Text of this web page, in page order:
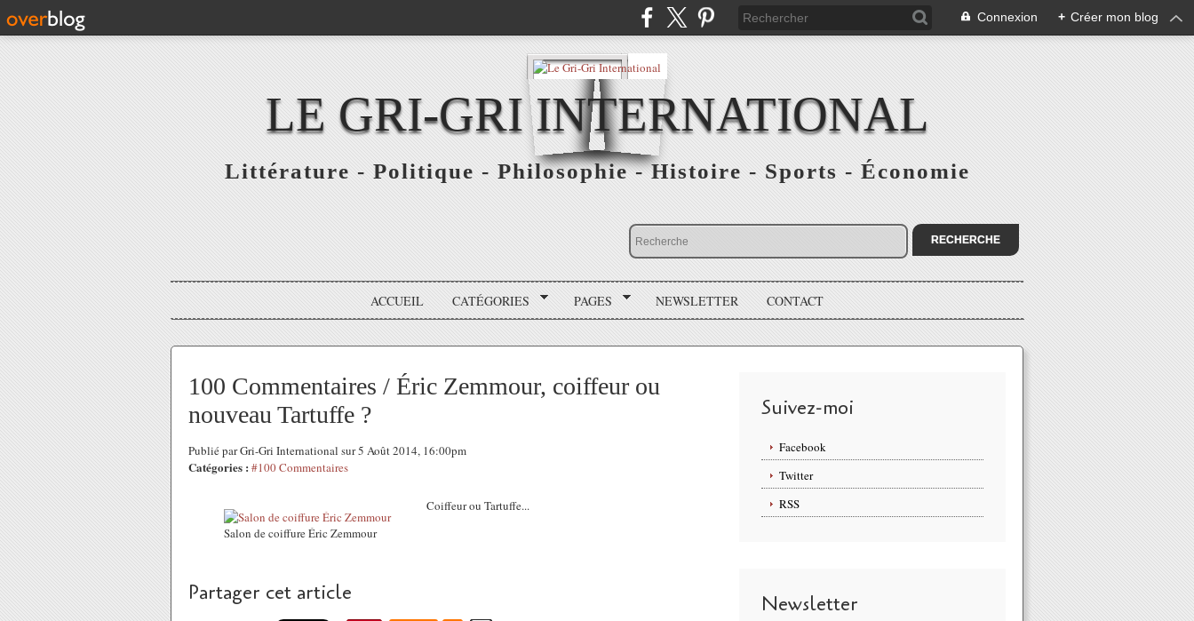
Connexion + Créer mon blog
LE GRI-GRI INTERNATIONAL
Littérature - Politique - Philosophie - Histoire - Sports - Économie
ACCUEIL CATÉGORIES PAGES NEWSLETTER CONTACT
100 Commentaires / Éric Zemmour, coiffeur ou
nouveau Tartuffe ?
Publié par Gri-Gri International sur 5 Août 2014, 16:00pm
Catégories : #100 Commentaires
Salon de coiffure Éric Zemmour
Coiffeur ou Tartuffe...
Partager cet article
Suivez-moi
Facebook
Twitter
RSS
Newsletter